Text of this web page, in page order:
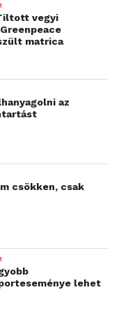
vegyi
matrica
az
csökken, csak
lehet